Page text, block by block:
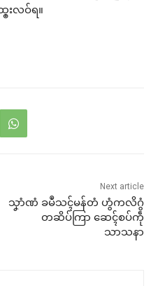
းလဝ်ရ။
Next article
သၞာံဏံ ခမဳသၚ်မန်တံ ဟွံကလိဂွံ
တဆိပ်ကြာ ဆေၚ်စပ်ကဵု
သာသနာ